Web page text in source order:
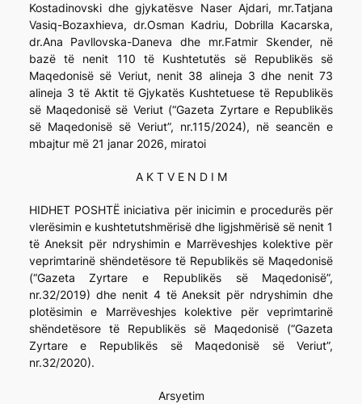
Kostadinovski dhe gjykatësve Naser Ajdari, mr.Tatjana
Vasiq-Bozaxhieva, dr.Osman Kadriu, Dobrilla Kacarska,
dr.Ana Pavllovska-Daneva dhe mr.Fatmir Skender, në
bazë të nenit 110 të Kushtetutës së Republikës së
Maqedonisë së Veriut, nenit 38 alineja 3 dhe nenit 73
alineja 3 të Aktit të Gjykatës Kushtetuese të Republikës
së Maqedonisë së Veriut (“Gazeta Zyrtare e Republikës
së Maqedonisë së Veriut”, nr.115/2024), në seancën e
mbajtur më 21 janar 2026, miratoi
A K T V E N D I M
HIDHET POSHTË iniciativa për inicimin e procedurës për
vlerësimin e kushtetutshmërisë dhe ligjshmërisë së nenit 1
të Aneksit për ndryshimin e Marrëveshjes kolektive për
veprimtarinë shëndetësore të Republikës së Maqedonisë
(“Gazeta Zyrtare e Republikës së Maqedonisë”,
nr.32/2019) dhe nenit 4 të Aneksit për ndryshimin dhe
plotësimin e Marrëveshjes kolektive për veprimtarinë
shëndetësore të Republikës së Maqedonisë (“Gazeta
Zyrtare e Republikës së Maqedonisë së Veriut”,
nr.32/2020).
Arsyetim